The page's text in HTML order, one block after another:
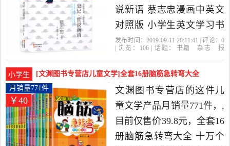
河北 石家庄发货。
说新语 蔡志忠漫画中英文
对照版 小学生英文学习书
籍 国学基础读物 中国早期
级儿童课外书籍 正版是
2019年新然图书专营店精
选书籍,杂志,报纸当中性价
比很高的漫画书籍，由浙
江 杭州发货。
发布时间：2019-09-11 20:11:41 | 评论： 0
| 浏览：
106| 话题： 书籍 杂志
报
小学生
[文渊图书专营店儿童文学]全套16册脑筋急转弯大全
十万个为什月销量771件仅售39.8元
￥40
月销量771件
文渊图书专营店的这件儿
童文学产品月销量771件，,
目前仅售价39.8元，全套16
册脑筋急转弯大全 十万个